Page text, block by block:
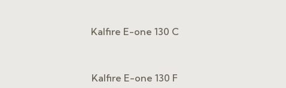
Kalfire E-one 130 C
Kalfire E-one 130 F